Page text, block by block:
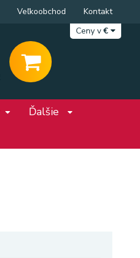
Veľkoobchod
Kontakt
Ceny v€
Ďalšie